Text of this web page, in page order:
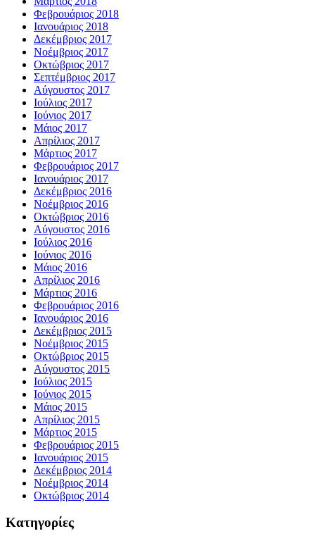
Φεβρουάριος 2018
Ιανουάριος 2018
Δεκέμβριος 2017
Νοέμβριος 2017
Οκτώβριος 2017
Σεπτέμβριος 2017
Αύγουστος 2017
Ιούλιος 2017
Ιούνιος 2017
Μάιος 2017
Απρίλιος 2017
Μάρτιος 2017
Φεβρουάριος 2017
Ιανουάριος 2017
Δεκέμβριος 2016
Νοέμβριος 2016
Οκτώβριος 2016
Αύγουστος 2016
Ιούλιος 2016
Ιούνιος 2016
Μάιος 2016
Απρίλιος 2016
Μάρτιος 2016
Φεβρουάριος 2016
Ιανουάριος 2016
Δεκέμβριος 2015
Νοέμβριος 2015
Οκτώβριος 2015
Αύγουστος 2015
Ιούλιος 2015
Ιούνιος 2015
Μάιος 2015
Απρίλιος 2015
Μάρτιος 2015
Φεβρουάριος 2015
Ιανουάριος 2015
Δεκέμβριος 2014
Νοέμβριος 2014
Οκτώβριος 2014
Kατηγορίες